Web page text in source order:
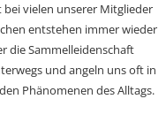
vielen unserer Mitglieder
entstehen immer wieder
die Sammelleidenschaft
und angeln uns oft in
Phänomenen des Alltags.